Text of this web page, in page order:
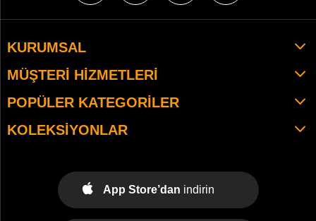
KURUMSAL
MÜŞTERI HIZMETLERI
POPÜLER KATEGORILER
KOLEKSIYONLAR
App Store’dan indirin